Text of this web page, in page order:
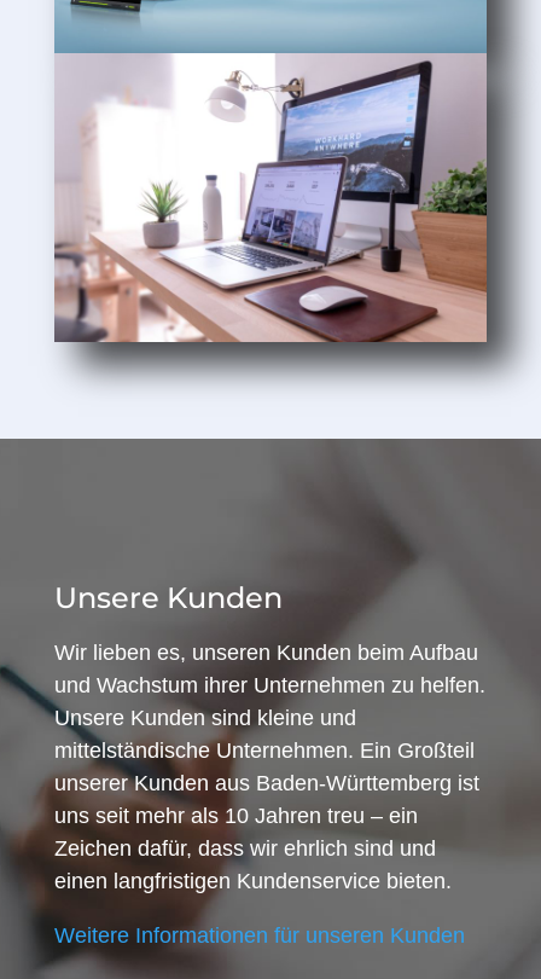
Unsere Kunden
Wir lieben es, unseren Kunden beim Aufbau
und Wachstum ihrer Unternehmen zu helfen.
Unsere Kunden sind kleine und
mittelständische Unternehmen. Ein Großteil
unserer Kunden aus Baden-Württemberg ist
uns seit mehr als 10 Jahren treu – ein
Zeichen dafür, dass wir ehrlich sind und
einen langfristigen Kundenservice bieten.
Weitere Informationen für unseren Kunden